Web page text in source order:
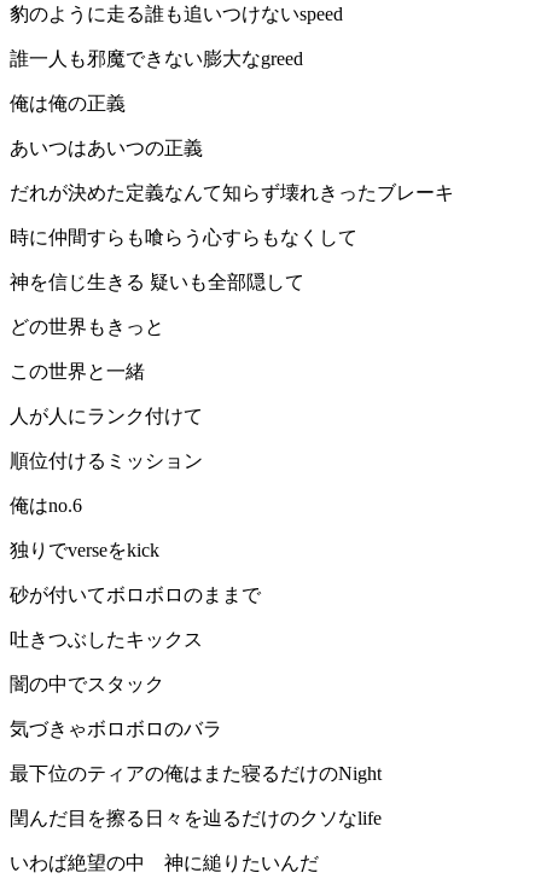
豹のように走る誰も追いつけないspeed
誰一人も邪魔できない膨大なgreed
俺は俺の正義
あいつはあいつの正義
だれが決めた定義なんて知らず壊れきったブレーキ
時に仲間すらも喰らう心すらもなくして
神を信じ生きる 疑いも全部隠して
どの世界もきっと
この世界と一緒
人が人にランク付けて
順位付けるミッション
俺はno.6
独りでverseをkick
砂が付いてボロボロのままで
吐きつぶしたキックス
闇の中でスタック
気づきゃボロボロのバラ
最下位のティアの俺はまた寝るだけのNight
閏んだ目を擦る日々を辿るだけのクソなlife
いわば絶望の中 神に縋りたいんだ